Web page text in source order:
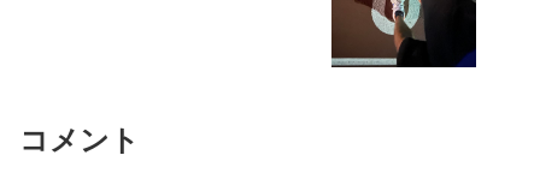
コメント